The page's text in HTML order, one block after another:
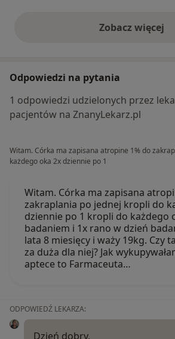
Zobacz więcej
opinie
Odpowiedzi na pytania
1 odpowiedzi udzielonych przez
pacjentów na ZnanyLekarz.pl
Witam. Córka ma zapisana atropine 1% do
każdego oka 2x dziennie po 1
Witam. Córka ma zapisana
zakraplania po jednej kropli do
dziennie po 1 kropli do każdego
badaniem i 1x rano w dzień
lata 8 miesięcy i waży 19kg. Czy
za duża dla niej? Jak
aptece to Farmaceuta…
ODPOWIEDŹ LEKARZA:
Dzień dobry,